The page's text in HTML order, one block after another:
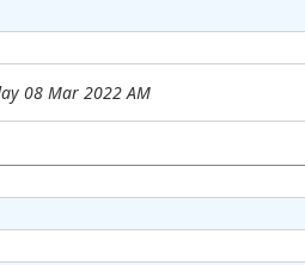
08 Mar 2022 AM